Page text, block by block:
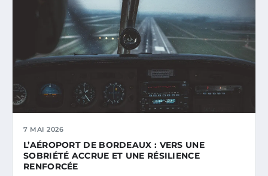
7 MAI 2026
L’AÉROPORT DE BORDEAUX : VERS UNE
SOBRIÉTÉ ACCRUE ET UNE RÉSILIENCE
RENFORCÉE